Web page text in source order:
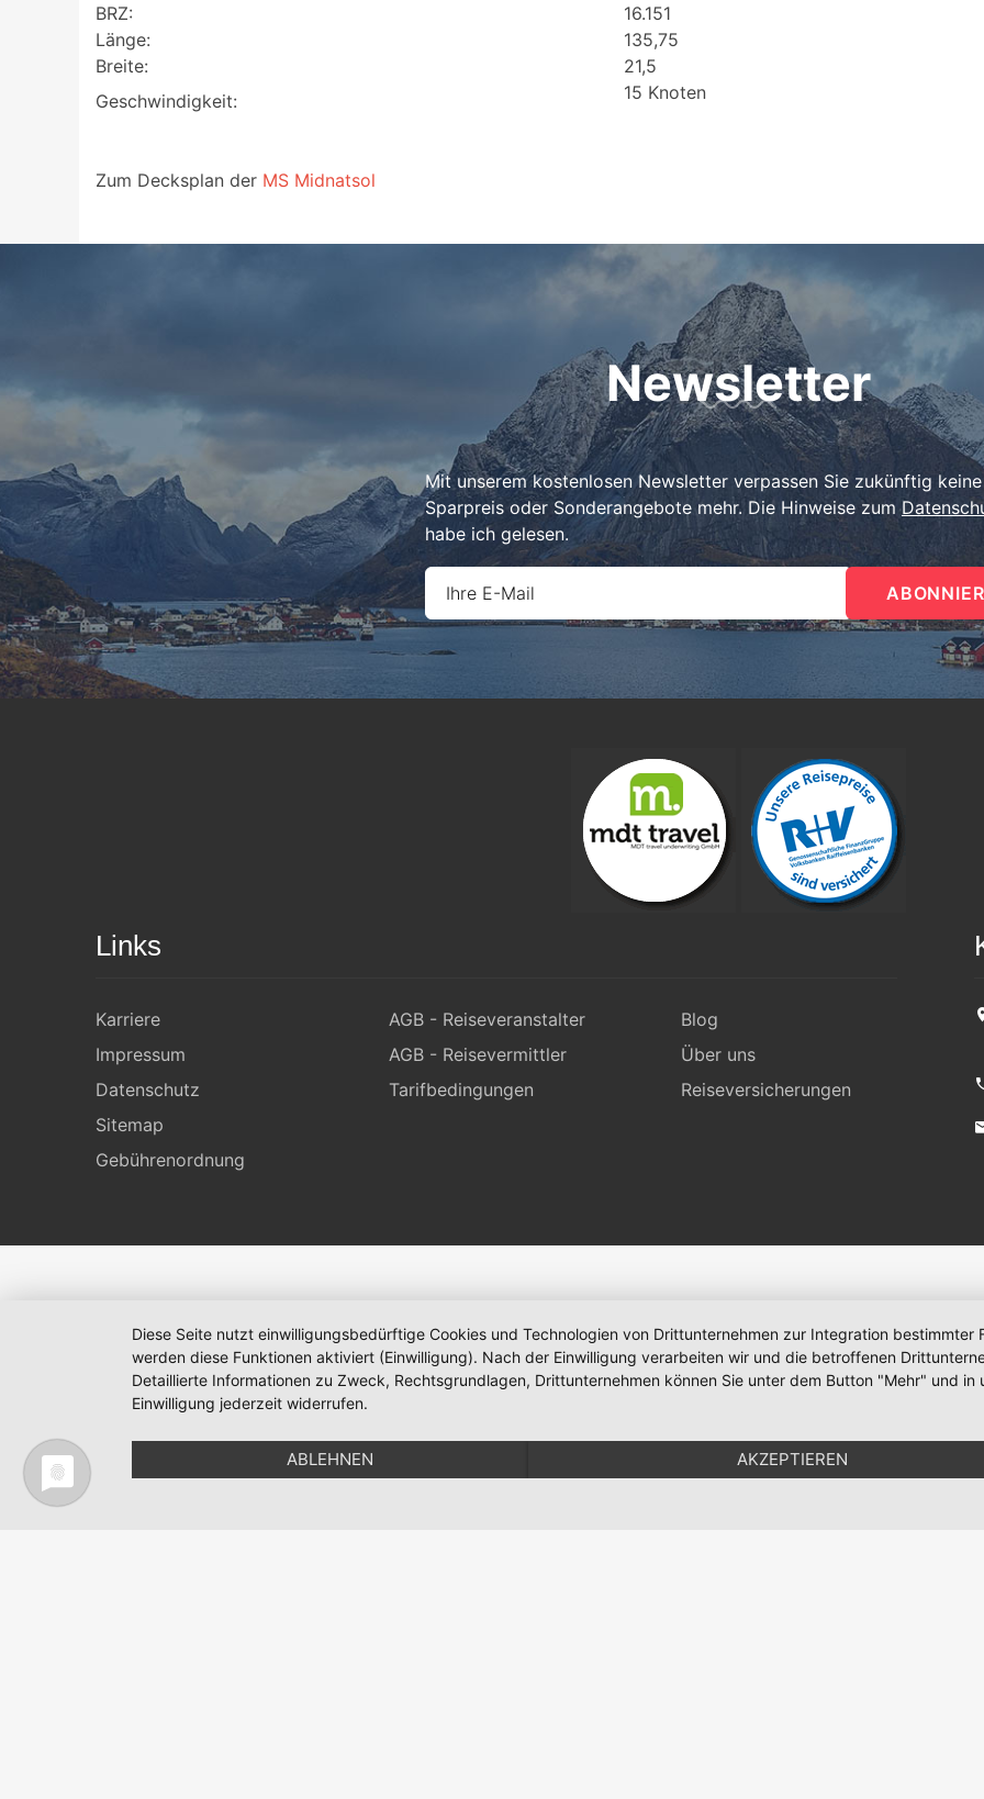
BRZ:
16.151
Länge:
135,75
Breite:
21,5
Geschwindigkeit:
15 Knoten
Zum Decksplan der MS Midnatsol
Newsletter
Mit unserem kostenlosen Newsletter verpassen Sie zukünftig keine
Sparpreis oder Sonderangebote mehr. Die Hinweise zum
habe ich gelesen.
Ihre E-Mail
Links
Karriere
Impressum
Datenschutz
Sitemap
Gebührenordnung
AGB - Reiseveranstalter
AGB - Reisevermittler
Tarifbedingungen
Blog
Über uns
Reiseversicherungen
Diese Seite nutzt einwilligungsbedürftige Cookies und Technologien von Drittunternehmen zur Integration
werden diese Funktionen aktiviert (Einwilligung). Nach der Einwilligung verarbeiten wir und die betroffenen
Detaillierte Informationen zu Zweck, Rechtsgrundlagen, Drittunternehmen können Sie unter dem Button "Mehr" und
Einwilligung jederzeit widerrufen.
ABLEHNEN AKZEPTIEREN